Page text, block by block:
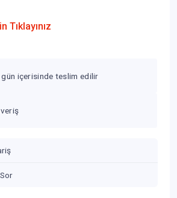
Tıklayınız
gün içerisinde teslim edilir